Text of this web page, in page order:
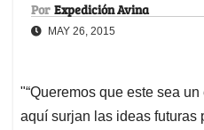
Por Expedición Avina
MAY 26, 2015
"“Queremos que este sea
aquí surjan las ideas futuras